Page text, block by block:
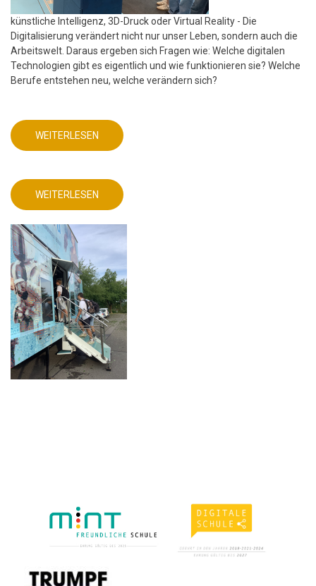
künstliche Intelligenz, 3D-Druck oder Virtual Reality - Die
Digitalisierung verändert nicht nur unser Leben, sondern auch die
Arbeitswelt. Daraus ergeben sich Fragen wie: Welche digitalen
Technologien gibt es eigentlich und wie funktionieren sie? Welche
Berufe entstehen neu, welche verändern sich?
WEITERLESEN
ÜBER
MINT
FRIEDRICH-
ABEL-
GYMNASIUM
WEITERLESEN
ÜBER
MINT
SCHULE
ABEL-